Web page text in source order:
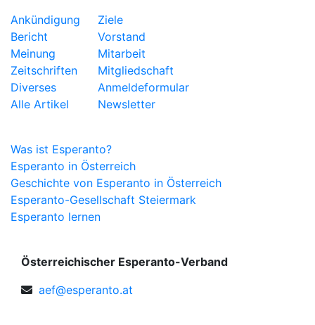
Ankündigung
Bericht
Meinung
Zeitschriften
Diverses
Alle Artikel
Ziele
Vorstand
Mitarbeit
Mitgliedschaft
Anmeldeformular
Newsletter
Was ist Esperanto?
Esperanto in Österreich
Geschichte von Esperanto in Österreich
Esperanto-Gesellschaft Steiermark
Esperanto lernen
Österreichischer Esperanto-Verband
aef@esperanto.at